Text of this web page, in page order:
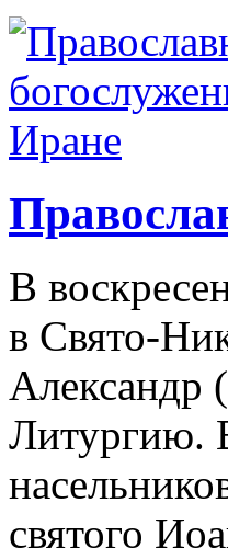
В
в Свято-
Александр
Литургию.
святого